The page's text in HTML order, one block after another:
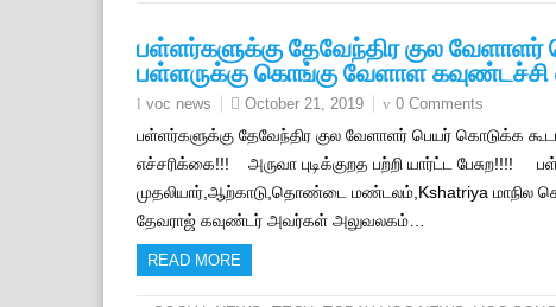
பள்ளர்களுக்கு தேவேந்திர குல வேளாளர்
பள்ளருக்கு கொங்கு வேளாள கவுண்டச்சி
voc news October 21, 2019 0 Comments
பள்ளர்களுக்கு தேவேந்திர குல வேளாளர் பெயர் கொடுக்க
எச்சரிக்கை!!! அருவா புடிக்குறத பற்றி யார்ட்ட
முதலியார்,ஆற்காடு,தொண்டை மண்டலம்,Kshatriya மாநில
தேவராஜ் கவுண்டர் அவர்கள் அலுவலகம்…
READ MORE